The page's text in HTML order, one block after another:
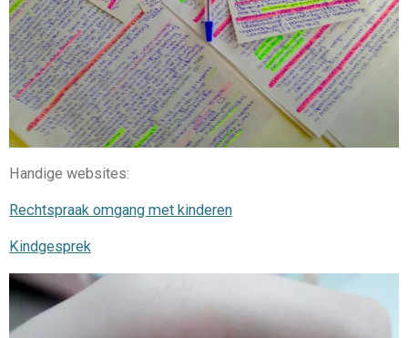
Handige websites:
Rechtspraak omgang met kinderen
Kindgesprek